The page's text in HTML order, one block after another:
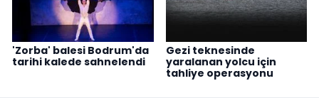
'Zorba' balesi Bodrum'da
tarihi kalede sahnelendi
Gezi teknesinde
yaralanan yolcu için
tahliye operasyonu